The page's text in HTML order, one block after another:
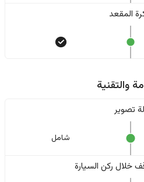
المقعد
والتقنية
تصوير
شامل
خلال ركن السيارة